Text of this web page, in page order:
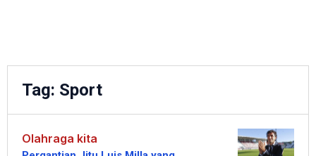
Tag: Sport
Olahraga kita